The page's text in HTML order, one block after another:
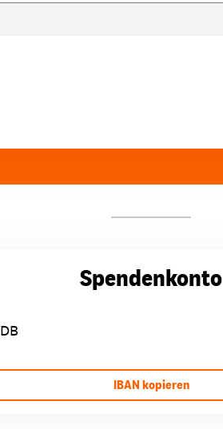
Spendenkonto
IBAN kopieren